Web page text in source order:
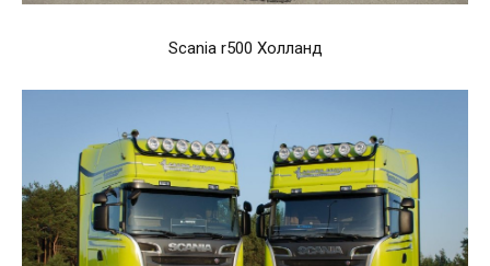
Scania r500 Холланд